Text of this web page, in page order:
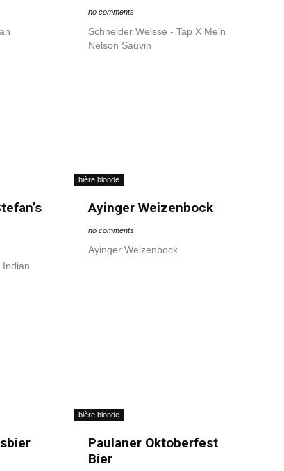
no comments
Schneider Weisse - Tap X Mein
Nelson Sauvin
Indian
bière blonde
Ayinger Weizenbock
no comments
Ayinger Weizenbock
bière blonde
Paulaner Oktoberfest
Bier